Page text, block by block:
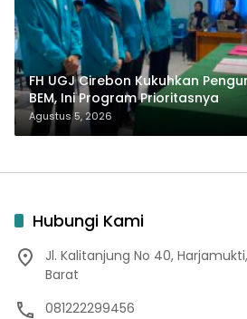
FH UGJ Cirebon Kukuhkan
BEM, Ini Program Prioritasnya
Agustus 5, 2026
Hubungi Kami
Jl. Kalitanjung No 40,
Barat
081222299456